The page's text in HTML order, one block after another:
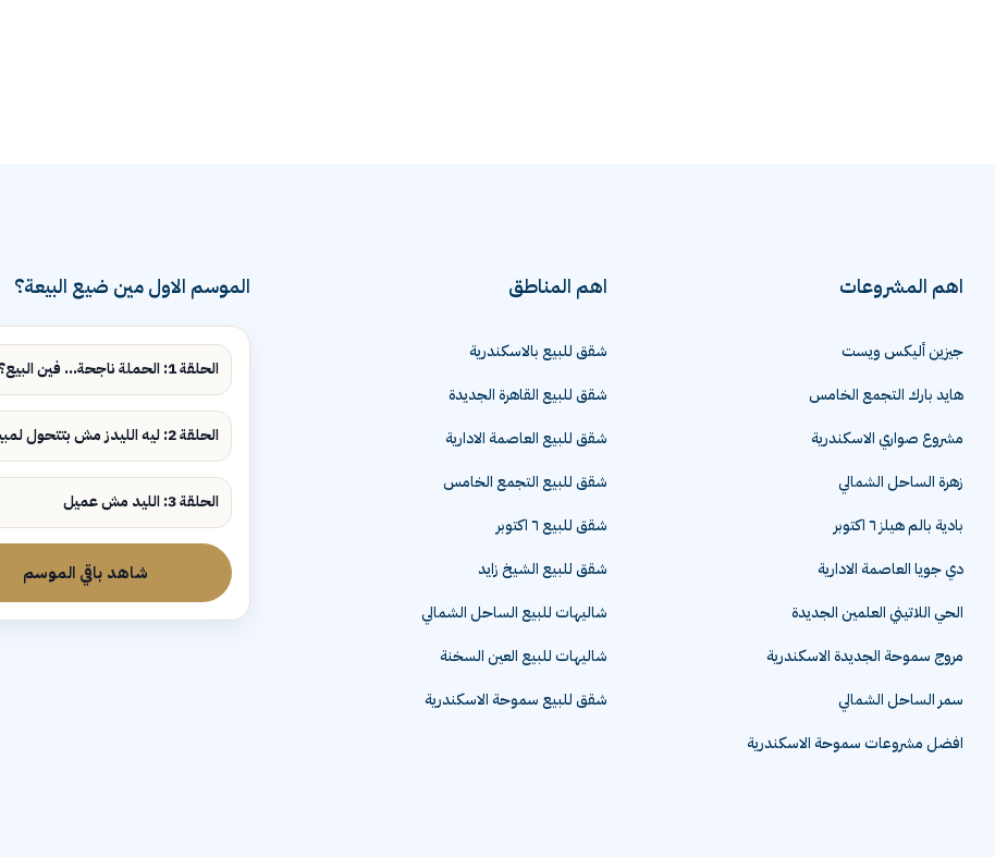
اهم المشروعات
جيزين أليكس ويست
هايد بارك التجمع الخامس
مشروع صواري الاسكندرية
زهرة الساحل الشمالي
بادية بالم هيلز ٦ اكتوبر
دي جويا العاصمة الادارية
الحي اللاتيني العلمين الجديدة
مروج سموحة الجديدة الاسكندرية
سمر الساحل الشمالي
افضل مشروعات سموحة الاسكندرية
اهم المناطق
شقق للبيع بالاسكندرية
شقق للبيع القاهرة الجديدة
شقق للبيع العاصمة الادارية
شقق للبيع التجمع الخامس
شقق للبيع ٦ اكتوبر
شقق للبيع الشيخ زايد
شاليهات للبيع الساحل الشمالي
شاليهات للبيع العين السخنة
شقق للبيع سموحة الاسكندرية
الموسم الاول مين ضيع البيعة؟
الحلقة 1: الحملة ناجحة... فين البيع؟
الحلقة 2: ليه الليدز مش بتتحول لمبيعات؟
الحلقة 3: الليد مش عميل
شاهد باقي الموسم